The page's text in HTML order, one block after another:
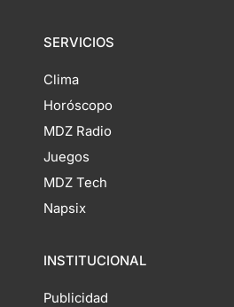
SERVICIOS
Clima
Horóscopo
MDZ Radio
Juegos
MDZ Tech
Napsix
INSTITUCIONAL
Publicidad